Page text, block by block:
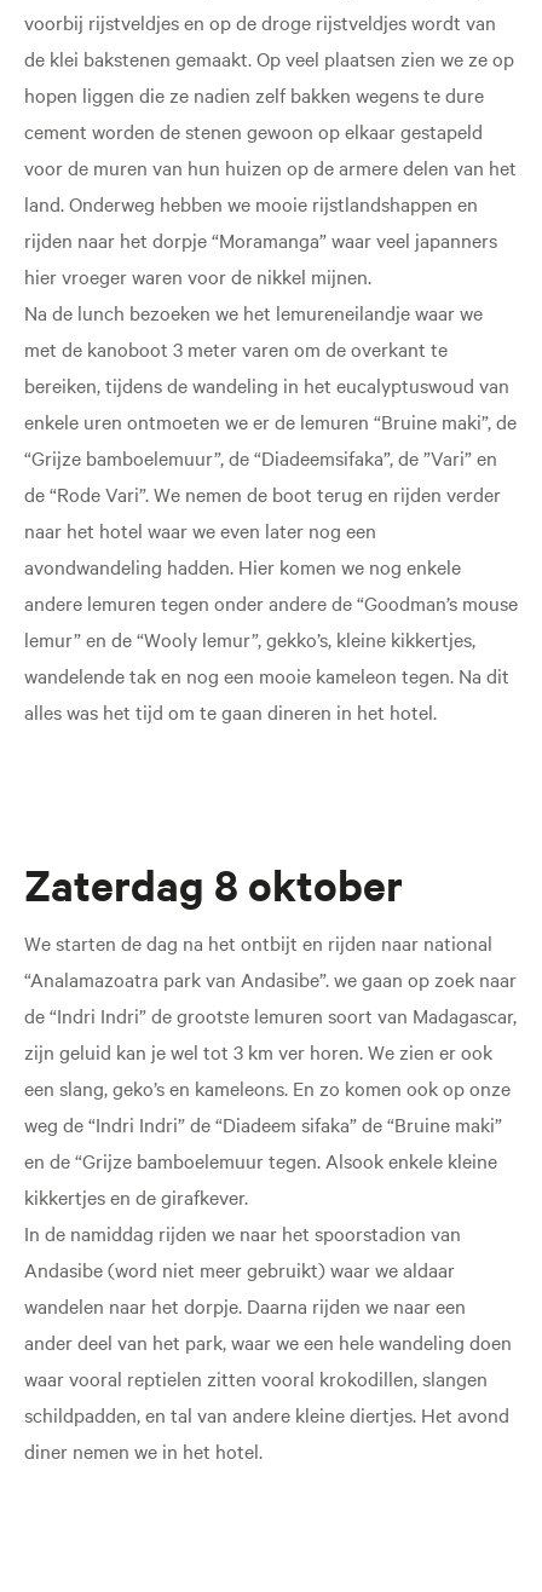
voorbij rijstveldjes en op de droge rijstveldjes wordt van
de klei bakstenen gemaakt. Op veel plaatsen zien we ze op
hopen liggen die ze nadien zelf bakken wegens te dure
cement worden de stenen gewoon op elkaar gestapeld
voor de muren van hun huizen op de armere delen van het
land. Onderweg hebben we mooie rijstlandshappen en
rijden naar het dorpje “Moramanga” waar veel japanners
hier vroeger waren voor de nikkel mijnen.
Na de lunch bezoeken we het lemureneilandje waar we
met de kanoboot 3 meter varen om de overkant te
bereiken, tijdens de wandeling in het eucalyptuswoud van
enkele uren ontmoeten we er de lemuren “Bruine maki”, de
“Grijze bamboelemuur”, de “Diadeemsifaka”, de ”Vari” en
de “Rode Vari”. We nemen de boot terug en rijden verder
naar het hotel waar we even later nog een
avondwandeling hadden. Hier komen we nog enkele
andere lemuren tegen onder andere de “Goodman’s mouse
lemur” en de “Wooly lemur”, gekko’s, kleine kikkertjes,
wandelende tak en nog een mooie kameleon tegen. Na dit
alles was het tijd om te gaan dineren in het hotel.
Zaterdag 8 oktober
We starten de dag na het ontbijt en rijden naar national
“Analamazoatra park van Andasibe”. we gaan op zoek naar
de “Indri Indri” de grootste lemuren soort van Madagascar,
zijn geluid kan je wel tot 3 km ver horen. We zien er ook
een slang, geko’s en kameleons. En zo komen ook op onze
weg de “Indri Indri” de “Diadeem sifaka” de “Bruine maki”
en de “Grijze bamboelemuur tegen. Alsook enkele kleine
kikkertjes en de girafkever.
In de namiddag rijden we naar het spoorstadion van
Andasibe (word niet meer gebruikt) waar we aldaar
wandelen naar het dorpje. Daarna rijden we naar een
ander deel van het park, waar we een hele wandeling doen
waar vooral reptielen zitten vooral krokodillen, slangen
schildpadden, en tal van andere kleine diertjes. Het avond
diner nemen we in het hotel.